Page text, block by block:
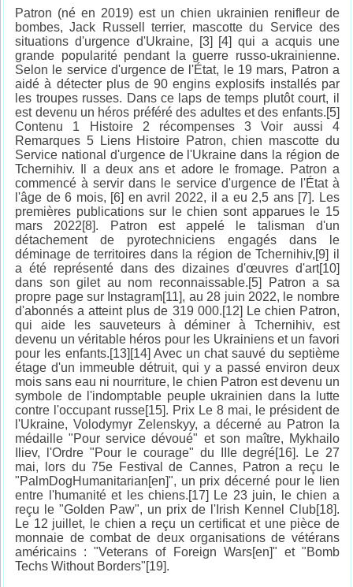
Patron (né en 2019) est un chien ukrainien renifleur de
bombes, Jack Russell terrier, mascotte du Service des
situations d'urgence d'Ukraine, [3] [4] qui a acquis une
grande popularité pendant la guerre russo-ukrainienne.
Selon le service d'urgence de l'État, le 19 mars, Patron a
aidé à détecter plus de 90 engins explosifs installés par
les troupes russes. Dans ce laps de temps plutôt court, il
est devenu un héros préféré des adultes et des enfants.[5]
Contenu 1 Histoire 2 récompenses 3 Voir aussi 4
Remarques 5 Liens Histoire Patron, chien mascotte du
Service national d'urgence de l'Ukraine dans la région de
Tchernihiv. Il a deux ans et adore le fromage. Patron a
commencé à servir dans le service d'urgence de l'État à
l'âge de 6 mois, [6] en avril 2022, il a eu 2,5 ans [7]. Les
premières publications sur le chien sont apparues le 15
mars 2022[8]. Patron est appelé le talisman d'un
détachement de pyrotechniciens engagés dans le
déminage de territoires dans la région de Tchernihiv,[9] il
a été représenté dans des dizaines d'œuvres d'art[10]
dans son gilet au nom reconnaissable.[5] Patron a sa
propre page sur Instagram[11], au 28 juin 2022, le nombre
d'abonnés a atteint plus de 319 000.[12] Le chien Patron,
qui aide les sauveteurs à déminer à Tchernihiv, est
devenu un véritable héros pour les Ukrainiens et un favori
pour les enfants.[13][14] Avec un chat sauvé du septième
étage d'un immeuble détruit, qui y a passé environ deux
mois sans eau ni nourriture, le chien Patron est devenu un
symbole de l'indomptable peuple ukrainien dans la lutte
contre l'occupant russe[15]. Prix Le 8 mai, le président de
l'Ukraine, Volodymyr Zelenskyy, a décerné au Patron la
médaille "Pour service dévoué" et son maître, Mykhailo
Iliev, l'Ordre "Pour le courage" du IIIe degré[16]. Le 27
mai, lors du 75e Festival de Cannes, Patron a reçu le
"PalmDogHumanitarian[en]", un prix décerné pour le lien
entre l'humanité et les chiens.[17] Le 23 juin, le chien a
reçu le "Golden Paw", un prix de l'Irish Kennel Club[18].
Le 12 juillet, le chien a reçu un certificat et une pièce de
monnaie de combat de deux organisations de vétérans
américains : "Veterans of Foreign Wars[en]" et "Bomb
Techs Without Borders"[19].